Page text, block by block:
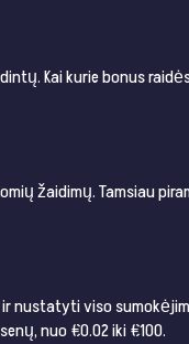
Kai kurie bonus
žaidimų. Tamsiau
nustatyti viso
nuo €0.02 iki €100.